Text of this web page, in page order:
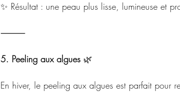
✨ Résultat : une peau plus lisse, lumineuse et
⸻
5. Peeling aux algues 🌿
En hiver, le peeling aux algues est parfait pour